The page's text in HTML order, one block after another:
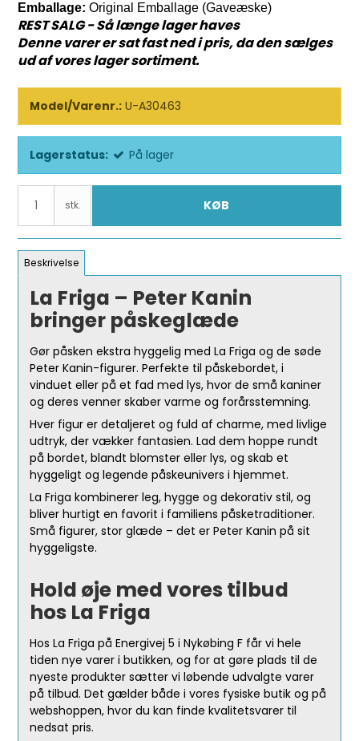
Emballage: Original Emballage (Gaveæske)
REST SALG - Så længe lager haves
Denne varer er sat fast ned i pris, da den sælges
ud af vores lager sortiment.
Model/Varenr.: U-A30463
Lagerstatus: På lager
stk. KØB
Beskrivelse
La Friga – Peter Kanin
bringer påskeglæde
Gør påsken ekstra hyggelig med La Friga og de søde
Peter Kanin-figurer. Perfekte til påskebordet, i
vinduet eller på et fad med lys, hvor de små kaniner
og deres venner skaber varme og forårsstemning.
Hver figur er detaljeret og fuld af charme, med livlige
udtryk, der vækker fantasien. Lad dem hoppe rundt
på bordet, blandt blomster eller lys, og skab et
hyggeligt og legende påskeunivers i hjemmet.
La Friga kombinerer leg, hygge og dekorativ stil, og
bliver hurtigt en favorit i familiens påsketraditioner.
Små figurer, stor glæde – det er Peter Kanin på sit
hyggeligste.
Hold øje med vores tilbud
hos La Friga
Hos La Friga på Energivej 5 i Nykøbing F får vi hele
tiden nye varer i butikken, og for at gøre plads til de
nyeste produkter sætter vi løbende udvalgte varer
på tilbud. Det gælder både i vores fysiske butik og på
webshoppen, hvor du kan finde kvalitetsvarer til
nedsat pris.